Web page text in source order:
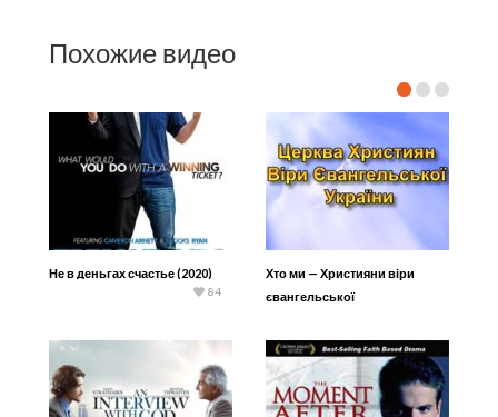
Похожие видео
Не в деньгах счастье (2020)
84
Хто ми — Християни віри
євангельської